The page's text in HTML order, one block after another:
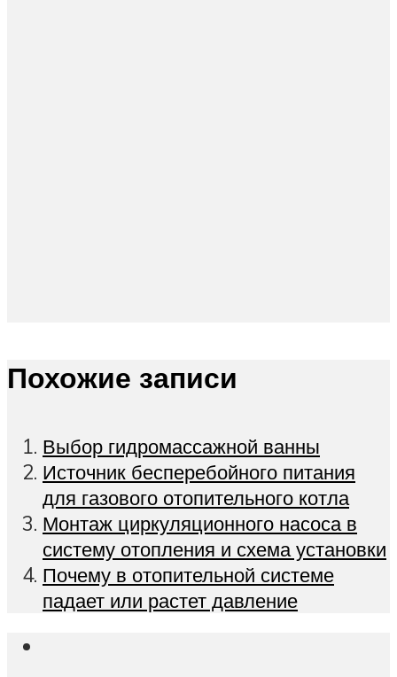
Похожие записи
Выбор гидромассажной ванны
Источник бесперебойного питания
для газового отопительного котла
Монтаж циркуляционного насоса в
систему отопления и схема установки
Почему в отопительной системе
падает или растет давление